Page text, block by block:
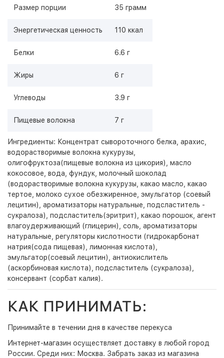
Размер порции 35 грамм
Энергетическая ценность 110 ккал
Белки 6.6 г
Жиры 6 г
Углеводы 3.9 г
Пищевые волокна 7 г
Ингредиенты: Концентрат сывороточного белка, арахис,
водорастворимые волокна кукурузы,
олигофруктоза(пищевые волокна из цикория), масло
кокосовое, вода, фундук, молочный шоколад
(водорастворимые волокна кукурузы, какао масло, какао
тертое, молоко сухое обезжиренное, эмульгатор (соевый
лецитин), ароматизаторы натуральные, подсластитель -
сукралоза), подсластитель(эритрит), какао порошок, агент
влагоудерживающий (глицерин), соль, ароматизаторы
натуральные, регуляторы кислотности (гидрокарбонат
натрия(сода пищевая), лимонная кислота),
эмульгатор(соевый лецитин), антиокислитель
(аскорбиновая кислота), подсластитель (сукралоза),
консервант (сорбат калия).
КАК ПРИНИМАТЬ:
Принимайте в течении дня в качестве перекуса
Интернет-магазин осуществляет доставку в любой город
России. Среди них: Москва. Забрать заказ из магазина